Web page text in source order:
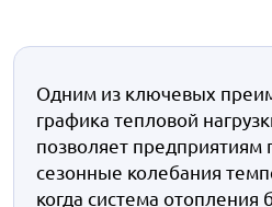
Одним из ключевых
графика тепловой
позволяет предприятиям
сезонные колебания
когда система отопления